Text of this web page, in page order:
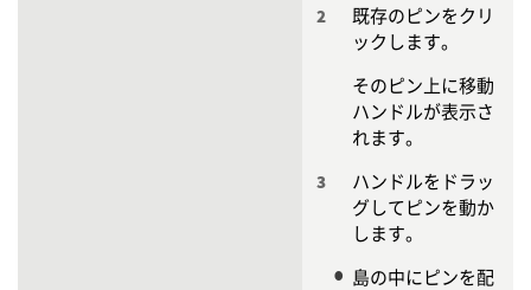
既存のピンをクリ
ックします。
そのピン上に移動
ハンドルが表示さ
れます。
ハンドルをドラッ
グしてピンを動か
します。
島の中にピンを配